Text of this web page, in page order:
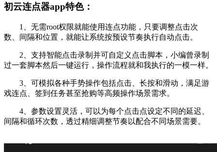
初云连点器app特色：
1、无需root权限就能使用连点功能，只要调整点击次
数、间隔和位置，就能让系统按预设节奏执行自动点击。
2、支持智能点击录制并可自定义点击脚本，小编曾录制
过一套脚本然后一键运行，操作流程就和我执行的一模一样。
3、可模拟各种手势操作包括点击、长按和滑动，满足游
戏连点、签到任务甚至抢购等高频操作场景需求。
4、参数设置灵活，可以为每个点击点设定不同的延迟、
间隔和循环次数，透过精细调整节奏以配合不同场景需要。